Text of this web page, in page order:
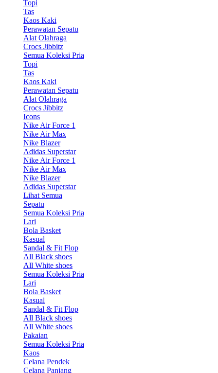
Topi
Tas
Kaos Kaki
Perawatan Sepatu
Alat Olahraga
Crocs Jibbitz
Semua Koleksi Pria
Topi
Tas
Kaos Kaki
Perawatan Sepatu
Alat Olahraga
Crocs Jibbitz
Icons
Nike Air Force 1
Nike Air Max
Nike Blazer
Adidas Superstar
Nike Air Force 1
Nike Air Max
Nike Blazer
Adidas Superstar
Lihat Semua
Sepatu
Semua Koleksi Pria
Lari
Bola Basket
Kasual
Sandal & Fit Flop
All Black shoes
All White shoes
Semua Koleksi Pria
Lari
Bola Basket
Kasual
Sandal & Fit Flop
All Black shoes
All White shoes
Pakaian
Semua Koleksi Pria
Kaos
Celana Pendek
Celana Panjang